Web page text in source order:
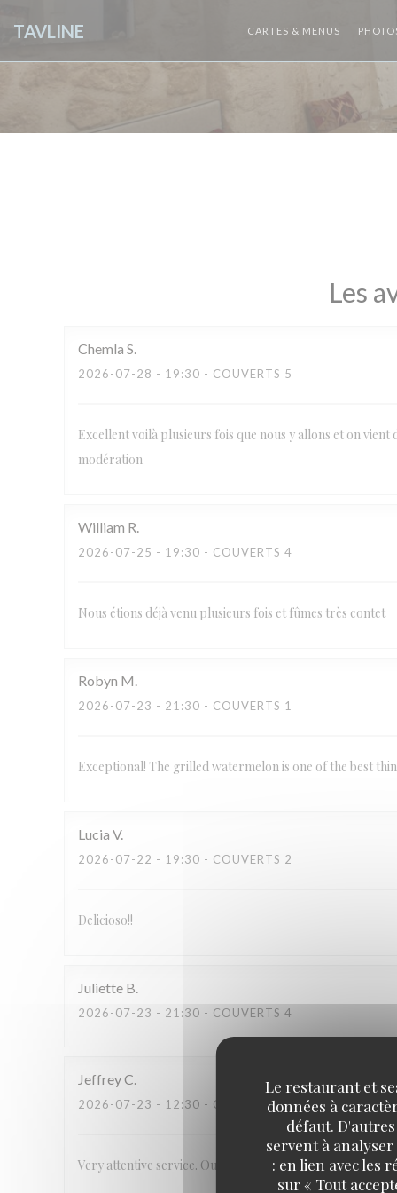
Le restaurant et
données à
défaut.
servent à
: en lien avec les
sur « Tout
TAVLINE CARTES & MENUS
Les
Chemla S
2026-07-28 - 19:30 - COUVERTS 5
Excellent voilà plusieurs fois que nous y allons et on vient
modération
William R
2026-07-25 - 19:30 - COUVERTS 4
Nous étions déjà venu plusieurs fois et fûmes très contet
Robyn M
2026-07-23 - 21:30 - COUVERTS 1
Exceptional! The grilled watermelon is one of the best
Lucia V
2026-07-22 - 19:30 - COUVERTS 2
Delicioso!!
Juliette B
2026-07-23 - 21:30 - COUVERTS 4
JeffreyC
2026-07-23 - 12:30 - COUVERTS 2
Very attentive service. Outstanding, unique food.